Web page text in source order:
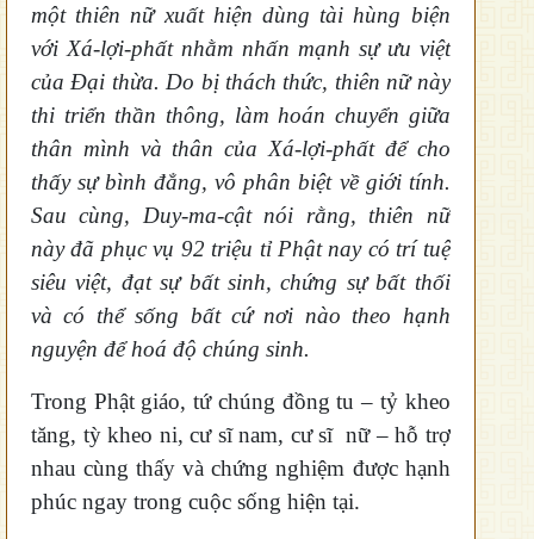
một thiên nữ xuất hiện dùng tài hùng biện
với Xá-lợi-phất nhằm nhấn mạnh sự ưu việt
của Đại thừa. Do bị thách thức, thiên nữ này
thi triển thần thông, làm hoán chuyển giữa
thân mình và thân của Xá-lợi-phất để cho
thấy sự bình đẳng, vô phân biệt về giới tính.
Sau cùng, Duy-ma-cật nói rằng, thiên nữ
này đã phục vụ 92 triệu tỉ Phật nay có trí tuệ
siêu việt, đạt sự bất sinh, chứng sự bất thối
và có thể sống bất cứ nơi nào theo hạnh
nguyện để hoá độ chúng sinh.
Trong Phật giáo, tứ chúng đồng tu – tỷ kheo
tăng, tỳ kheo ni, cư sĩ nam, cư sĩ nữ – hỗ trợ
nhau cùng thấy và chứng nghiệm được hạnh
phúc ngay trong cuộc sống hiện tại.